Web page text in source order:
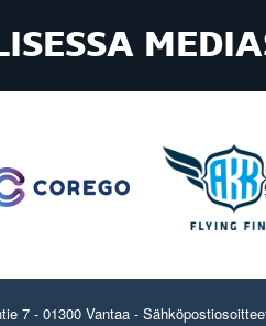
7 - 01300 Vantaa -